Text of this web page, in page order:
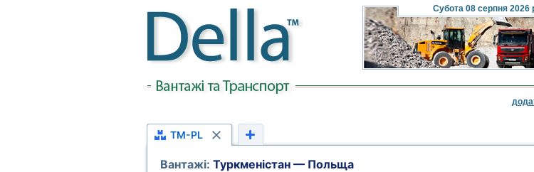
Субота08 серпня 2026
TM-PL
Вантажі: Туркменістан — Польща